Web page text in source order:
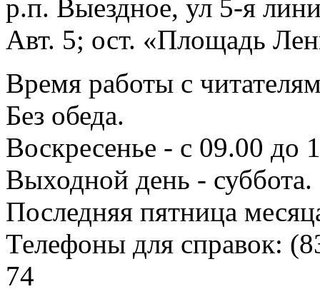
р.п. Выездное, ул 5-я
Авт. 5; ост. «Площадь
Время работы с
Без обеда.
Воскресенье - с 09.00 до
Выходной день - суббота.
Последняя пятница
Телефоны для справок:
74